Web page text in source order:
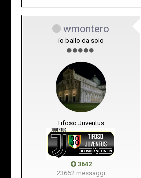
wmontero
io ballo da solo
Tifoso Juventus
3642
23662 messaggi